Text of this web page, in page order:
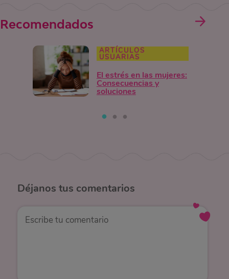
Recomendados
ARTÍCULOS
USUARIAS
El estrés en las mujeres:
Consecuencias y
soluciones
Déjanos tus comentarios